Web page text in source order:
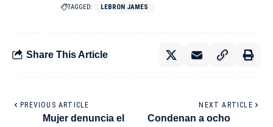
TAGGED: LEBRON JAMES
Share This Article
PREVIOUS ARTICLE
Mujer denuncia el
NEXT ARTICLE
Condenan a ocho